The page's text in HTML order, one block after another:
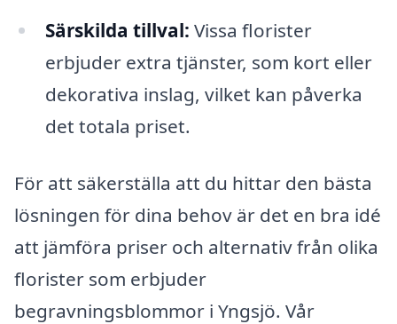
Särskilda tillval: Vissa florister
erbjuder extra tjänster, som kort eller
dekorativa inslag, vilket kan påverka
det totala priset.
För att säkerställa att du hittar den bästa
lösningen för dina behov är det en bra idé
att jämföra priser och alternativ från olika
florister som erbjuder
begravningsblommor i Yngsjö. Vår